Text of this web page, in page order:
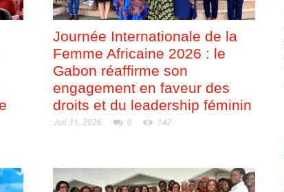
Journée Internationale de la
Femme Africaine 2026 : le
Gabon réaffirme son
engagement en faveur des
droits et du leadership féminin
Juil 31, 2026 0 142